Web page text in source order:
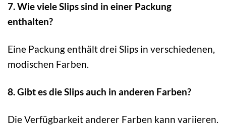
7. Wie viele Slips sind in einer Packung
enthalten?
Eine Packung enthält drei Slips in verschiedenen,
modischen Farben.
8. Gibt es die Slips auch in anderen Farben?
Die Verfügbarkeit anderer Farben kann variieren.